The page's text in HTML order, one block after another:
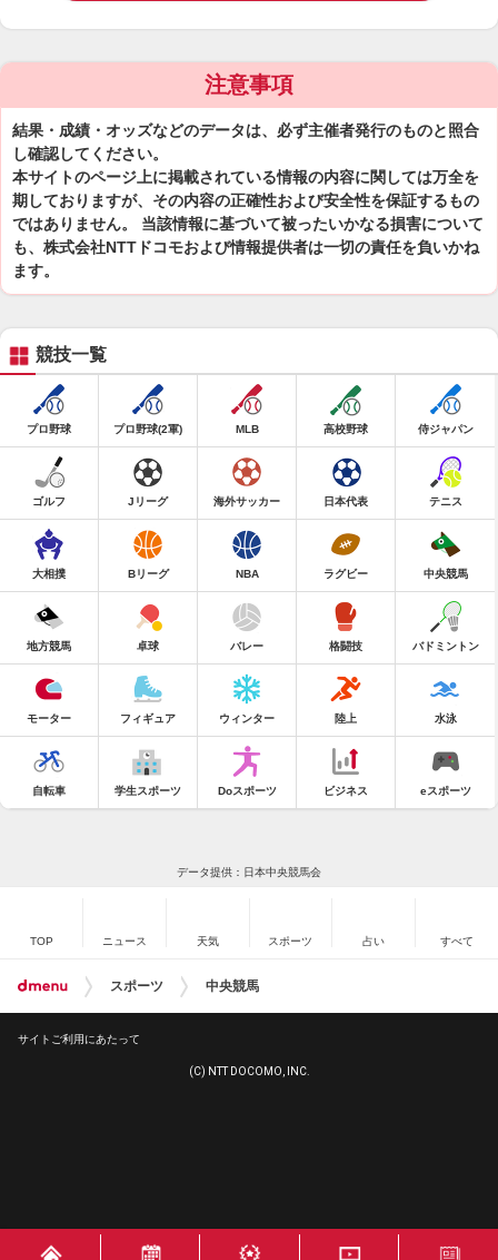
注意事項
結果・成績・オッズなどのデータは、必ず主催者発行のものと照合
し確認してください。
本サイトのページ上に掲載されている情報の内容に関しては万全を
期しておりますが、その内容の正確性および安全性を保証するもの
ではありません。 当該情報に基づいて被ったいかなる損害について
も、株式会社NTTドコモおよび情報提供者は一切の責任を負いかね
ます。
競技一覧
プロ野球 プロ野球(2軍) MLB 高校野球 侍ジャパン
ゴルフ Jリーグ 海外サッカー 日本代表 テニス
大相撲 Bリーグ NBA ラグビー 中央競馬
地方競馬 卓球 バレー 格闘技 バドミントン
モーター フィギュア ウィンター 陸上 水泳
自転車 学生スポーツ Doスポーツ ビジネス eスポーツ
データ提供：日本中央競馬会
TOP ニュース 天気 スポーツ 占い すべて
スポーツ 中央競馬
サイトご利用にあたって
(C) NTT DOCOMO, INC.